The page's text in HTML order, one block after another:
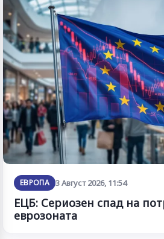
ЕВРОПА 3 Август 2026, 11:54
ЕЦБ: Сериозен спад на
еврозоната